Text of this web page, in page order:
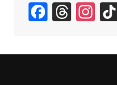
F
c
T
e
In
a